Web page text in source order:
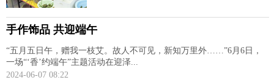
手作饰品 共迎端午
“五月五日午，赠我一枝艾。故人不可见，新知万里外……”6月6日，
一场“‘香’约端午”主题活动在迎泽...
2024-06-07 08:22